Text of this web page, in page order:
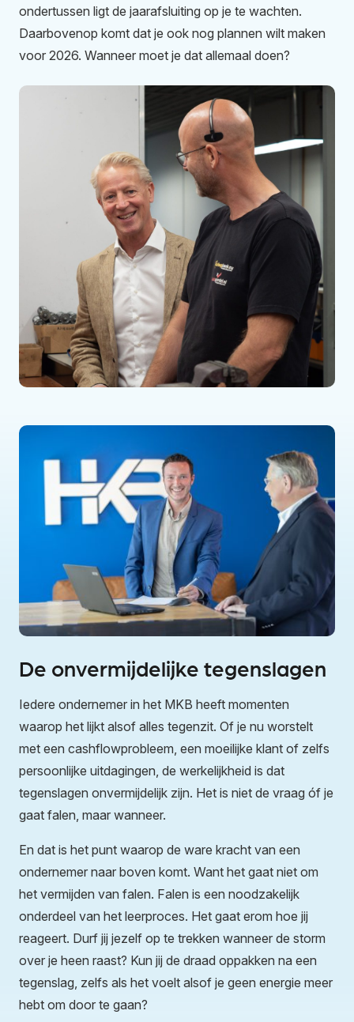
ondertussen ligt de jaarafsluiting op je te wachten.
Daarbovenop komt dat je ook nog plannen wilt maken
voor 2026. Wanneer moet je dat allemaal doen?
De onvermijdelijke tegenslagen
Iedere ondernemer in het MKB heeft momenten
waarop het lijkt alsof alles tegenzit. Of je nu worstelt
met een cashflowprobleem, een moeilijke klant of zelfs
persoonlijke uitdagingen, de werkelijkheid is dat
tegenslagen onvermijdelijk zijn. Het is niet de vraag óf je
gaat falen, maar wanneer.
En dat is het punt waarop de ware kracht van een
ondernemer naar boven komt. Want het gaat niet om
het vermijden van falen. Falen is een noodzakelijk
onderdeel van het leerproces. Het gaat erom hoe jij
reageert. Durf jij jezelf op te trekken wanneer de storm
over je heen raast? Kun jij de draad oppakken na een
tegenslag, zelfs als het voelt alsof je geen energie meer
hebt om door te gaan?